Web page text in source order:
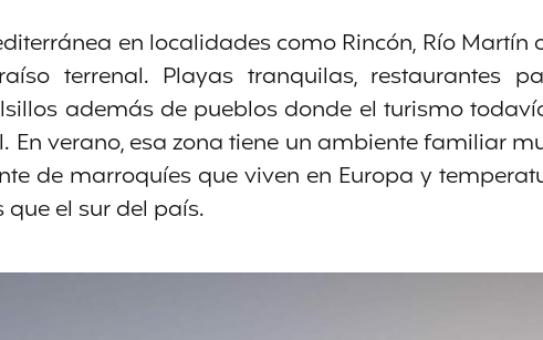
en localidades como Rincón, Río Martín
terrenal. Playas tranquilas, restaurantes
además de pueblos donde el turismo
En verano, esa zona tiene un ambiente familiar
de marroquíes que viven en Europa y
el sur del país.